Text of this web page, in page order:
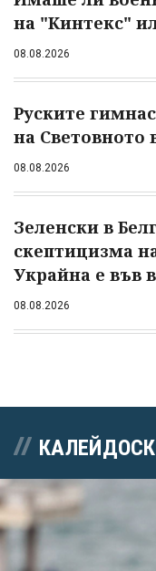
на "Кинтекс"
08.08.2026
Руските
на Световното
08.08.2026
Зеленски в
скептицизма
Украйна е във
08.08.2026